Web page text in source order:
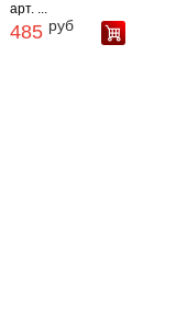
арт. ...
485 руб